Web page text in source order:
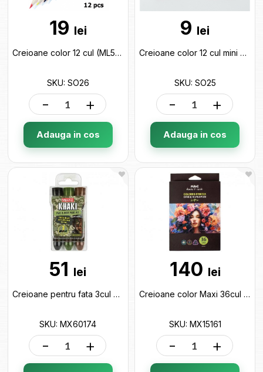
19 lei
Creioane color 12 cul (ML5-1/8-1) SO26
SKU: SO26
- +
Adauga in cos
9 lei
Creioane color 12 cul mini SO25
SKU: SO25
- +
Adauga in cos
51 lei
Creioane pentru fata 3cul Maxi MX60174
SKU: MX60174
- +
140 lei
Creioane color Maxi 36cul Art Pro MX15161
SKU: MX15161
- +